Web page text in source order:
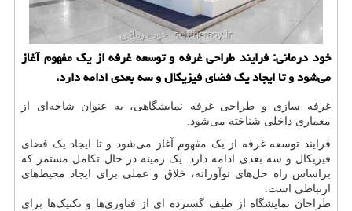
خود درمانی: فرایند طراحی غرفه و توسعه غرفه از یك مفهوم آغاز
می‌شود و تا ایجاد یك فضای فیزیكال و سه بعدی ادامه دارد.
غرفه سازی و طراحی غرفه نمایشگاهی، به عنوان شاخه‌ای از
معماری داخلی شناخته می‌شود.
فرایند توسعه غرفه از یک مفهوم آغاز می‌شود و تا ایجاد یک فضای
فیزیکال و سه بعدی ادامه دارد. یک زمینه در حال تکامل مستمر که
براساس راه حل‌های نوآورانه، خلاق و عملی برای ایجاد محیط‌های
ارتباطی است.
طراحان نمایشگاه از طیف گسترده ای از فناوری‌ها و تکنیک‌ها برای